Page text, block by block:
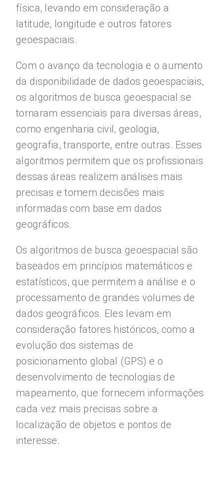
física, levando em consideração a
latitude, longitude e outros fatores
geoespaciais.
Com o avanço da tecnologia e o aumento
da disponibilidade de dados geoespaciais,
os algoritmos de busca geoespacial se
tornaram essenciais para diversas áreas,
como engenharia civil, geologia,
geografia, transporte, entre outras. Esses
algoritmos permitem que os profissionais
dessas áreas realizem análises mais
precisas e tomem decisões mais
informadas com base em dados
geográficos.
Os algoritmos de busca geoespacial são
baseados em princípios matemáticos e
estatísticos, que permitem a análise e o
processamento de grandes volumes de
dados geográficos. Eles levam em
consideração fatores históricos, como a
evolução dos sistemas de
posicionamento global (GPS) e o
desenvolvimento de tecnologias de
mapeamento, que fornecem informações
cada vez mais precisas sobre a
localização de objetos e pontos de
interesse.